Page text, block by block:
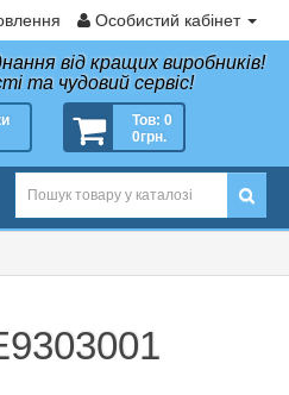
Особистий кабінет
від кращих виробників!
та чудовий сервіс!
Тов: 0
0грн.